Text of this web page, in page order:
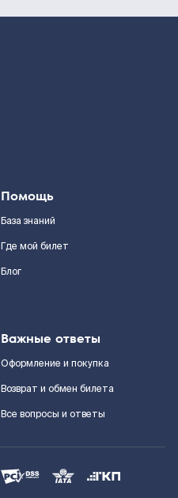
Помощь
База знаний
Где мой билет
Блог
Важные ответы
Оформление и покупка
Возврат и обмен билета
Все вопросы и ответы